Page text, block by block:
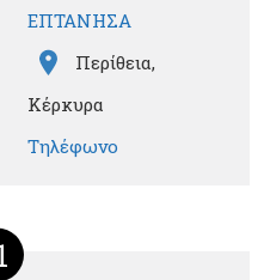
ΕΠΤΑΝΗΣΑ
Περίθεια,
Κέρκυρα
Τηλέφωνο